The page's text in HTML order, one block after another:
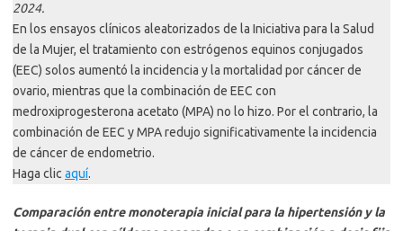
2024.
En los ensayos clínicos aleatorizados de la Iniciativa para la Salud
de la Mujer, el tratamiento con estrógenos equinos conjugados
(EEC) solos aumentó la incidencia y la mortalidad por cáncer de
ovario, mientras que la combinación de EEC con
medroxiprogesterona acetato (MPA) no lo hizo. Por el contrario, la
combinación de EEC y MPA redujo significativamente la incidencia
de cáncer de endometrio.
Haga clic aquí.
Comparación entre monoterapia inicial para la hipertensión y la